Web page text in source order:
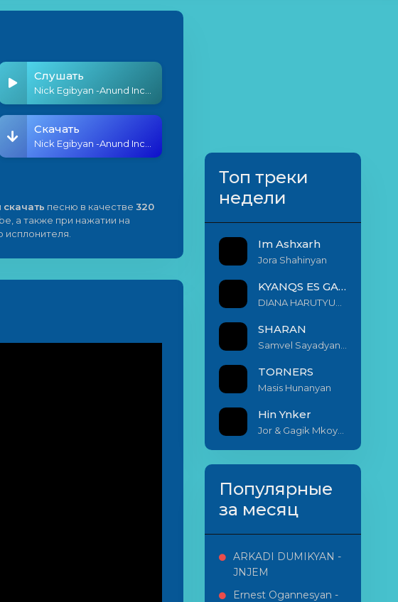
Слушать
Скачать
скачать песню в качестве 320
а также при нажатии на
исплонителя.
Топ треки
недели
Im Ashxarh
Jora Shahinyan
KYANQS ES GALIS EM
SHARAN
TORNERS
Masis Hunanyan
Hin Ynker
Популярные
за месяц
ARKADI DUMIKYAN -
JNJEM
Ernest Ogannesyan -